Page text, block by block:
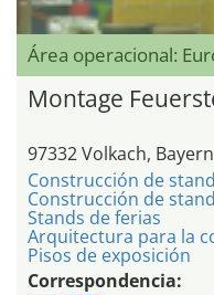
Área operacional:
Montage
97332 Volkach, Bayern
Construcción de
Construcción de
Stands de ferias
Arquitectura para la
Pisos de exposición
Correspondencia: